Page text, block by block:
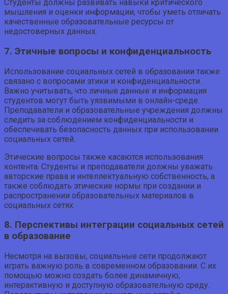
Студенты должны развивать навыки критического
мышления и оценки информации, чтобы уметь отличать
качественные образовательные ресурсы от
недостоверных данных.
7. Этичные вопросы и конфиденциальность
Использование социальных сетей в образовании также
связано с вопросами этики и конфиденциальности.
Важно учитывать, что личные данные и информация
студентов могут быть уязвимыми в онлайн-среде.
Преподаватели и образовательные учреждения должны
следить за соблюдением конфиденциальности и
обеспечивать безопасность данных при использовании
социальных сетей.
Этические вопросы также касаются использования
контента. Студенты и преподаватели должны уважать
авторские права и интеллектуальную собственность, а
также соблюдать этические нормы при создании и
распространении образовательных материалов в
социальных сетях.
8. Перспективы интеграции социальных сетей
в образование
Несмотря на вызовы, социальные сети продолжают
играть важную роль в современном образовании. С их
помощью можно создать более динамичную,
интерактивную и доступную образовательную среду.